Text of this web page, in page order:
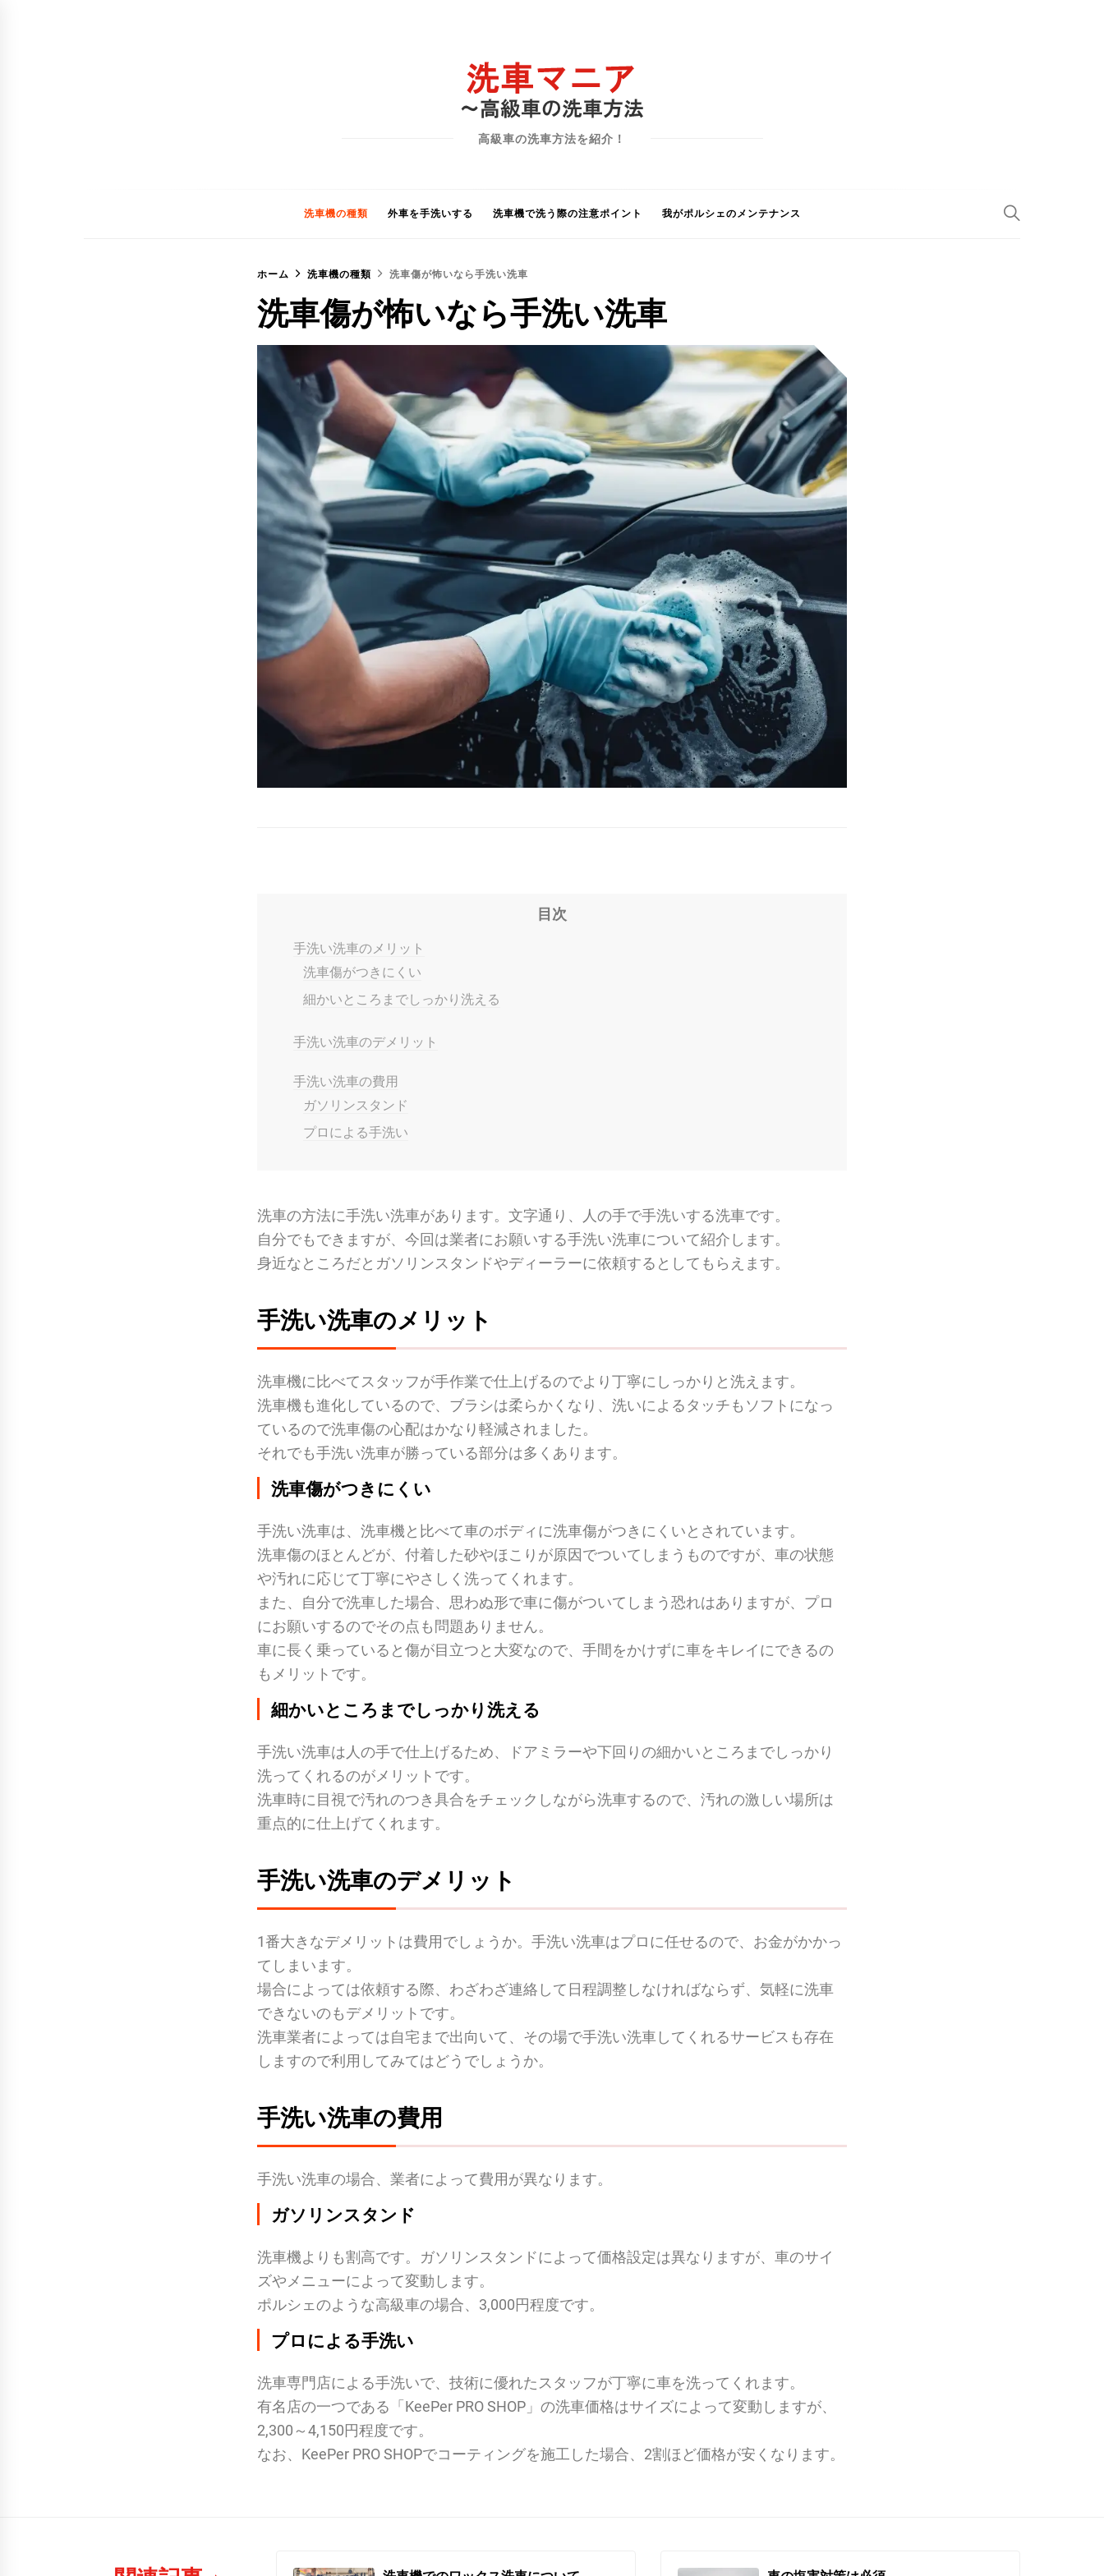
高級車の洗車方法を紹介！
洗車機の種類 外車を手洗いする 洗車機で洗う際の注意ポイント 我がポルシェのメンテナンス
ホーム 洗車機の種類 洗車傷が怖いなら手洗い洗車
洗車傷が怖いなら手洗い洗車
目次
手洗い洗車のメリット
洗車傷がつきにくい
細かいところまでしっかり洗える
手洗い洗車のデメリット
手洗い洗車の費用
ガソリンスタンド
プロによる手洗い
洗車の方法に手洗い洗車があります。文字通り、人の手で手洗いする洗車です。
自分でもできますが、今回は業者にお願いする手洗い洗車について紹介します。
身近なところだとガソリンスタンドやディーラーに依頼するとしてもらえます。
手洗い洗車のメリット
洗車機に比べてスタッフが手作業で仕上げるのでより丁寧にしっかりと洗えます。
洗車機も進化しているので、ブラシは柔らかくなり、洗いによるタッチもソフトになっ
ているので洗車傷の心配はかなり軽減されました。
それでも手洗い洗車が勝っている部分は多くあります。
洗車傷がつきにくい
手洗い洗車は、洗車機と比べて車のボディに洗車傷がつきにくいとされています。
洗車傷のほとんどが、付着した砂やほこりが原因でついてしまうものですが、車の状態
や汚れに応じて丁寧にやさしく洗ってくれます。
また、自分で洗車した場合、思わぬ形で車に傷がついてしまう恐れはありますが、プロ
にお願いするのでその点も問題ありません。
車に長く乗っていると傷が目立つと大変なので、手間をかけずに車をキレイにできるの
もメリットです。
細かいところまでしっかり洗える
手洗い洗車は人の手で仕上げるため、ドアミラーや下回りの細かいところまでしっかり
洗ってくれるのがメリットです。
洗車時に目視で汚れのつき具合をチェックしながら洗車するので、汚れの激しい場所は
重点的に仕上げてくれます。
手洗い洗車のデメリット
1番大きなデメリットは費用でしょうか。手洗い洗車はプロに任せるので、お金がかかっ
てしまいます。
場合によっては依頼する際、わざわざ連絡して日程調整しなければならず、気軽に洗車
できないのもデメリットです。
洗車業者によっては自宅まで出向いて、その場で手洗い洗車してくれるサービスも存在
しますので利用してみてはどうでしょうか。
手洗い洗車の費用
手洗い洗車の場合、業者によって費用が異なります。
ガソリンスタンド
洗車機よりも割高です。ガソリンスタンドによって価格設定は異なりますが、車のサイ
ズやメニューによって変動します。
ポルシェのような高級車の場合、3,000円程度です。
プロによる手洗い
洗車専門店による手洗いで、技術に優れたスタッフが丁寧に車を洗ってくれます。
有名店の一つである「KeePer PRO SHOP」の洗車価格はサイズによって変動しますが、
2,300～4,150円程度です。
なお、KeePer PRO SHOPでコーティングを施工した場合、2割ほど価格が安くなります。